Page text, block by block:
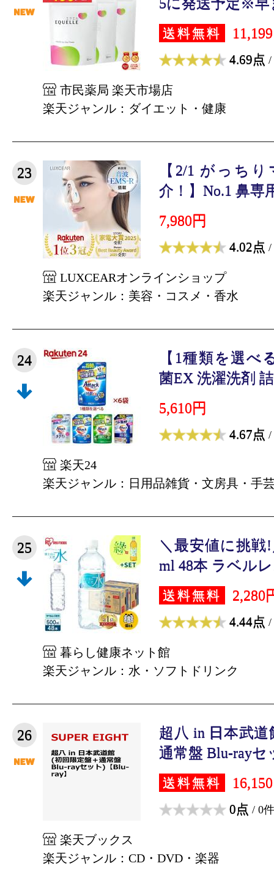
送料無料
4.69点 /
市民薬局 楽天市場店
楽天ジャンル：ダイエット・健康
23
【2/1 がっち
介！】No.1 鼻専
7,980円
4.02点 /
LUXCEARオンラインショップ
楽天ジャンル：美容・コスメ・香水
24
【1種類を選べ
菌EX 洗濯洗剤
5,610円
4.67点 /
楽天24
楽天ジャンル：日用品雑貨・文房具・手
25
＼最安値に挑戦
ml 48本 ラベル
送料無料 2,280
4.44点 /
暮らし健康ネット館
楽天ジャンル：水・ソフトドリンク
26
超八 in 日本武
通常盤 Blu-rayセ
送料無料
0点 / 0件
楽天ブックス
楽天ジャンル：CD・DVD・楽器